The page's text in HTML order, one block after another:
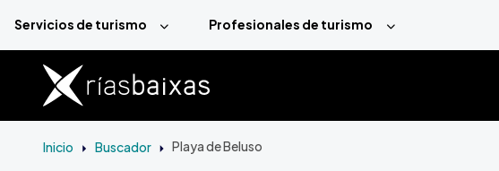
Servicios de turismo Profesionales de turismo
Inicio Buscador Playa de Beluso